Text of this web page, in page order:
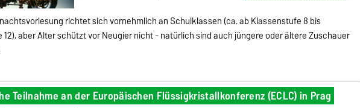
richtet sich vornehmlich an Schulklassen (ca. ab Klassenstufe 8 bis
12), aber Alter schützt vor Neugier nicht - natürlich sind auch jüngere oder ältere Zuschauer
Teilnahme an der Europäischen Flüssigkristallkonferenz (ECLC) in Prag